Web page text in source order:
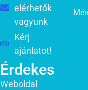
elérhetők
vagyunk
Kérj
ajánlatot!
Érdekes
Weboldal